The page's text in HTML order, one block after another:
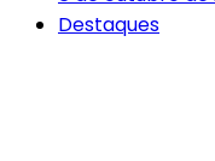
Destaques